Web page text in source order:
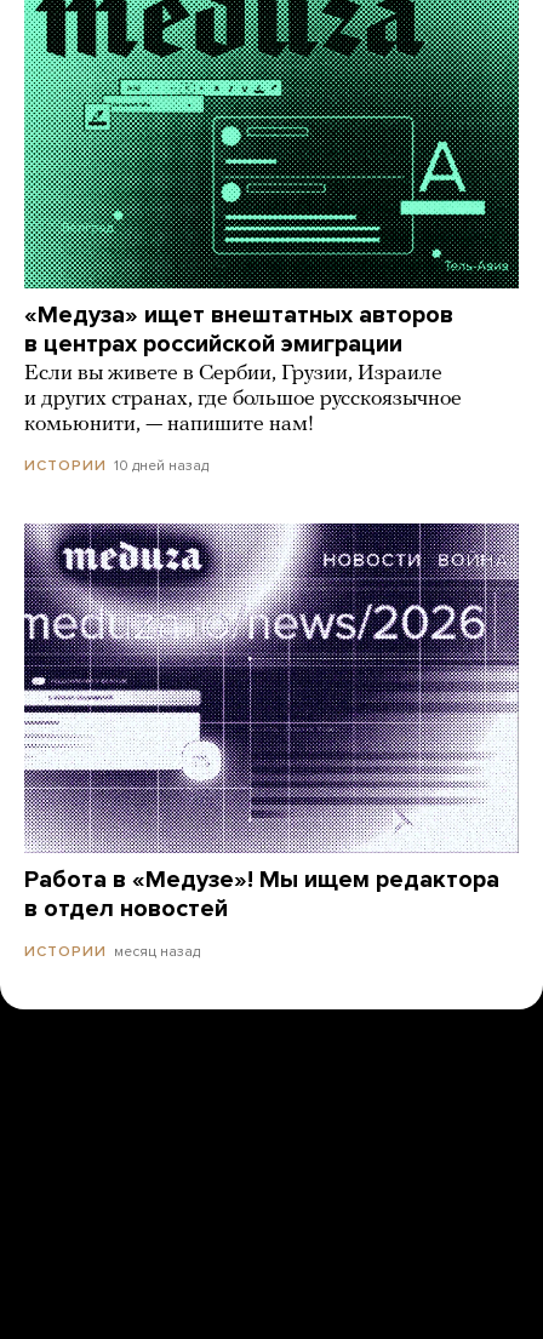
«Медуза» ищет внештатных авторов
в центрах российской эмиграции
Если вы живете в Сербии, Грузии, Израиле
и других странах, где большое русскоязычное
комьюнити, — напишите нам!
ИСТОРИИ 10 дней назад
Работа в «Медузе»! Мы ищем редактора
в отдел новостей
ИСТОРИИ месяц назад